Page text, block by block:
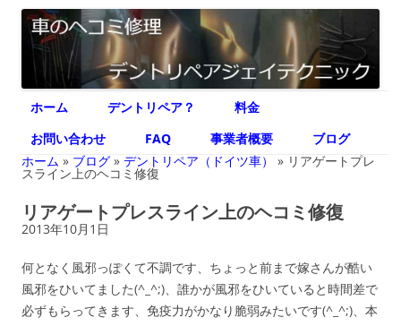
デントリペア ジェイテクニック
車のヘコミ修理専門 神奈川県横浜市 デントリペア ジェイテクニック
ン
ツ
へ
ス
プ
ホーム デントリペア？
料金
お問い合わせ
FAQ 事業者概要
ブログ
ホーム » ブログ » デントリペア（ドイツ車） » リアゲートプレ
スライン上のヘコミ修復
リアゲートプレスライン上のヘコミ修復
2013年10月1日
何となく風邪っぽくて不調です、ちょっと前まで嫁さんが酷い
風邪をひいてました(^_^;)、誰かが風邪をひいていると時間差で
必ずもらってきます、免疫力がかなり脆弱みたいです(^_^;)、本